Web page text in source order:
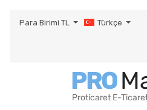
Para Birimi TL Türkçe